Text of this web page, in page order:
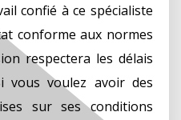
confié à ce spécialiste
conforme aux normes
respectera les délais
vous voulez avoir des
sur ses conditions